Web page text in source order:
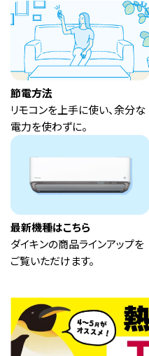
節電方法
リモコンを上手に使い、余分な
電力を使わずに。
最新機種はこちら
ダイキンの商品ラインアップを
ご覧いただけます。